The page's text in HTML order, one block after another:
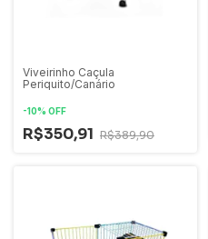
Viveirinho Caçula
Periquito/Canário
-10% OFF
R$350,91 R$389,90